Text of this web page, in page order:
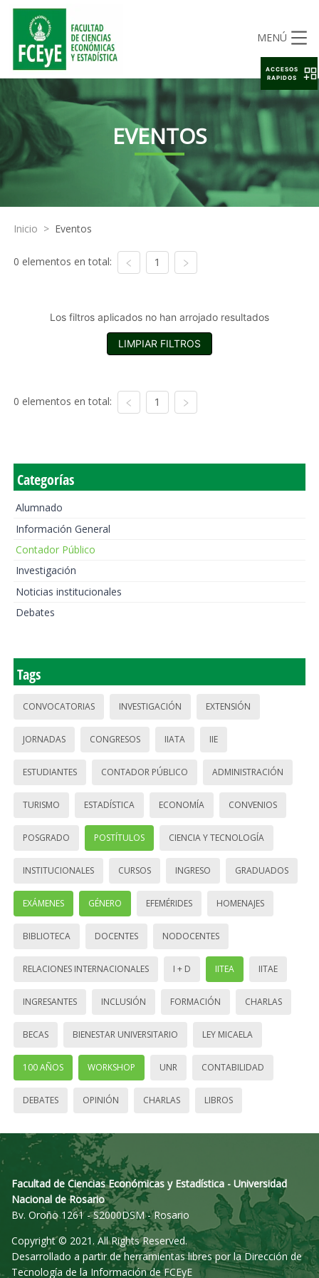
MENÚ
EVENTOS
Inicio > Eventos
0 elementos en total: 1
Los filtros aplicados no han arrojado resultados
LIMPIAR FILTROS
0 elementos en total: 1
Categorías
Alumnado
Información General
Contador Público
Investigación
Noticias institucionales
Debates
Tags
CONVOCATORIAS INVESTIGACIÓN EXTENSIÓN
JORNADAS CONGRESOS IIATA IIE
ESTUDIANTES CONTADOR PÚBLICO ADMINISTRACIÓN
TURISMO ESTADÍSTICA ECONOMÍA CONVENIOS
POSGRADO POSTÍTULOS CIENCIA Y TECNOLOGÍA
INSTITUCIONALES CURSOS INGRESO GRADUADOS
EXÁMENES GÉNERO EFEMÉRIDES HOMENAJES
BIBLIOTECA DOCENTES NODOCENTES
RELACIONES INTERNACIONALES I + D IITEA IITAE
INGRESANTES INCLUSIÓN FORMACIÓN CHARLAS
BECAS BIENESTAR UNIVERSITARIO LEY MICAELA
100 AÑOS WORKSHOP UNR CONTABILIDAD
DEBATES OPINIÓN CHARLAS LIBROS
Facultad de Ciencias Económicas y Estadística - Universidad
Nacional de Rosario
Bv. Oroño 1261 - S2000DSM - Rosario
Copyright © 2021. All Rights Reserved.
Desarrollado a partir de herramientas libres por la Dirección de
Tecnología de la Información de FCEyE
ACCESOS
RAPIDOS